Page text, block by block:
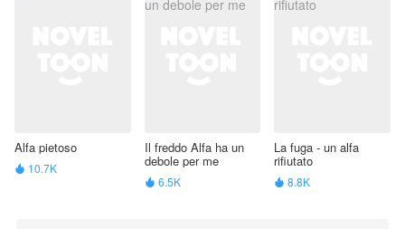
Alfa pietoso
 10.7K
Il freddo Alfa ha un
debole per me
 6.5K
La fuga - un alfa
rifiutato
 8.8K